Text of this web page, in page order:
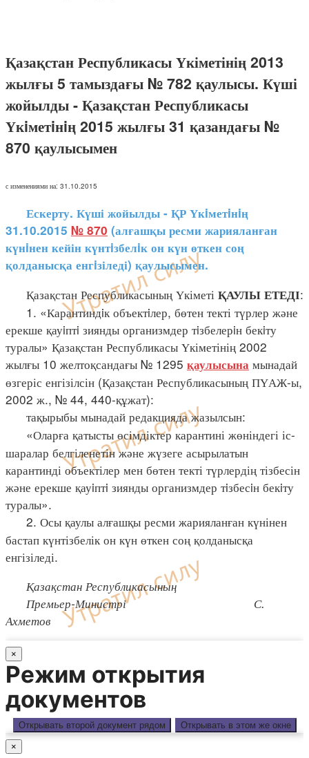
Қазақстан Республикасы Үкіметінің 2013
жылғы 5 тамыздағы № 782 қаулысы. Күші
жойылды - Қазақстан Республикасы
Үкiметiнiң 2015 жылғы 31 қазандағы №
870 қаулысымен
с изменениями на: 31.10.2015
Ескерту. Күші жойылды - ҚР Үкiметiнiң
31.10.2015 № 870 (алғашқы ресми жарияланған
күнiнен кейін күнтiзбелiк он күн өткен соң
қолданысқа енгiзіледі) қаулысымен.
Қазақстан Республикасының Үкіметі ҚАУЛЫ ЕТЕДІ:
1. «Карантиндiк объектiлер, бөтен текті түрлер және
ерекше қауiптi зиянды организмдер тiзбелерiн бекiту
туралы» Қазақстан Республикасы Үкіметінің 2002
жылғы 10 желтоқсандағы № 1295 қаулысына мынадай
өзгеріс енгізілсін (Қазақстан Республикасының ПҮАЖ-ы,
2002 ж., № 44, 440-құжат):
тақырыбы мынадай редакцияда жазылсын:
«Оларға қатысты өсімдіктер карантині жөніндегі іс-
шаралар белгіленетін және жүзеге асырылатын
карантинді объектілер мен бөтен текті түрлердің тізбесін
және ерекше қауiптi зиянды организмдер тiзбесiн бекiту
туралы».
2. Осы қаулы алғашқы ресми жарияланған күнінен
бастап күнтізбелік он күн өткен соң қолданысқа
енгізіледі.
Қазақстан Республикасының
Премьер-Министрі С.
Ахметов
×
Режим открытия
документов
Открывать второй документ рядом Открывать в этом же окне
×